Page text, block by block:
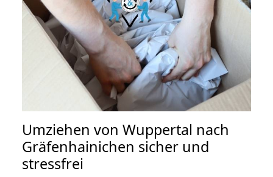
Umziehen von Wuppertal nach
Gräfenhainichen sicher und
stressfrei